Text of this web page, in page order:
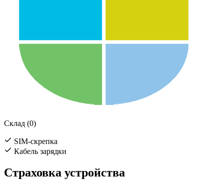
Склад (0)
SIM-скрепка
Кабель зарядки
Страховка устройства